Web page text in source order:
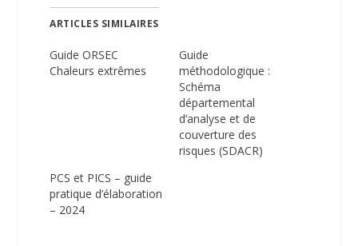
ARTICLES SIMILAIRES
Guide ORSEC
Chaleurs extrêmes
Guide
méthodologique :
Schéma
départemental
d’analyse et de
couverture des
risques (SDACR)
PCS et PICS – guide
pratique d’élaboration
– 2024